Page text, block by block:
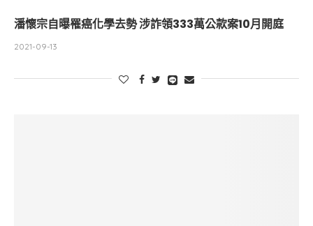
潘懷宗自曝罹癌化學去勢 涉詐領333萬公款案10月開庭
2021-09-13